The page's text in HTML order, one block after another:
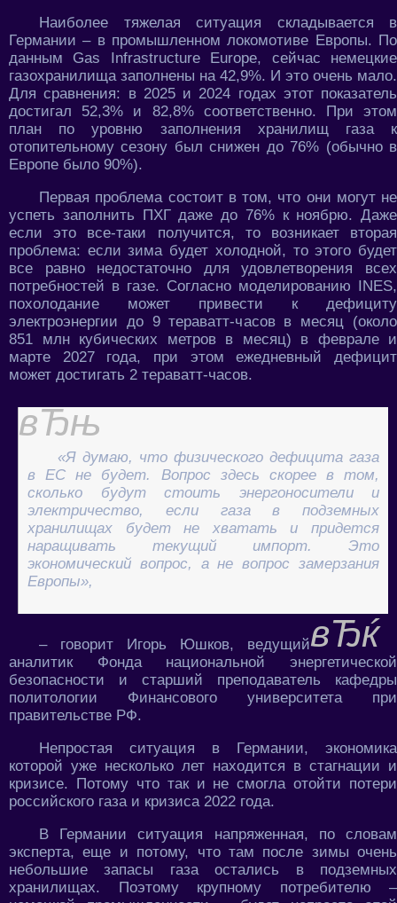
Наиболее тяжелая ситуация складывается в
Германии – в промышленном локомотиве Европы. По
данным Gas Infrastructure Europe, сейчас немецкие
газохранилища заполнены на 42,9%. И это очень мало.
Для сравнения: в 2025 и 2024 годах этот показатель
достигал 52,3% и 82,8% соответственно. При этом
план по уровню заполнения хранилищ газа к
отопительному сезону был снижен до 76% (обычно в
Европе было 90%).
Первая проблема состоит в том, что они могут не
успеть заполнить ПХГ даже до 76% к ноябрю. Даже
если это все-таки получится, то возникает вторая
проблема: если зима будет холодной, то этого будет
все равно недостаточно для удовлетворения всех
потребностей в газе. Согласно моделированию INES,
похолодание может привести к дефициту
электроэнергии до 9 тераватт-часов в месяц (около
851 млн кубических метров в месяц) в феврале и
марте 2027 года, при этом ежедневный дефицит
может достигать 2 тераватт-часов.
«Я думаю, что физического дефицита газа
в ЕС не будет. Вопрос здесь скорее в том,
сколько будут стоить энергоносители и
электричество, если газа в подземных
хранилищах будет не хватать и придется
наращивать текущий импорт. Это
экономический вопрос, а не вопрос замерзания
Европы»,
– говорит Игорь Юшков, ведущий
аналитик Фонда национальной энергетической
безопасности и старший преподаватель кафедры
политологии Финансового университета при
правительстве РФ.
Непростая ситуация в Германии, экономика
которой уже несколько лет находится в стагнации и
кризисе. Потому что так и не смогла отойти потери
российского газа и кризиса 2022 года.
В Германии ситуация напряженная, по словам
эксперта, еще и потому, что там после зимы очень
небольшие запасы газа остались в подземных
хранилищах. Поэтому крупному потребителю –